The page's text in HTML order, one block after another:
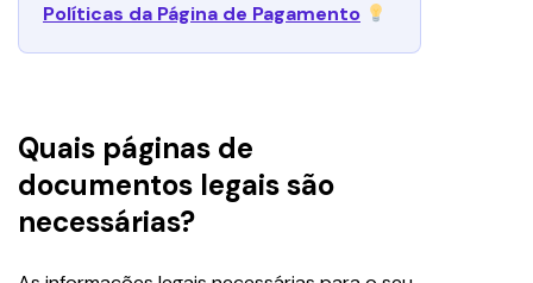
Políticas da Página de Pagamento
Quais páginas de
documentos legais são
necessárias?